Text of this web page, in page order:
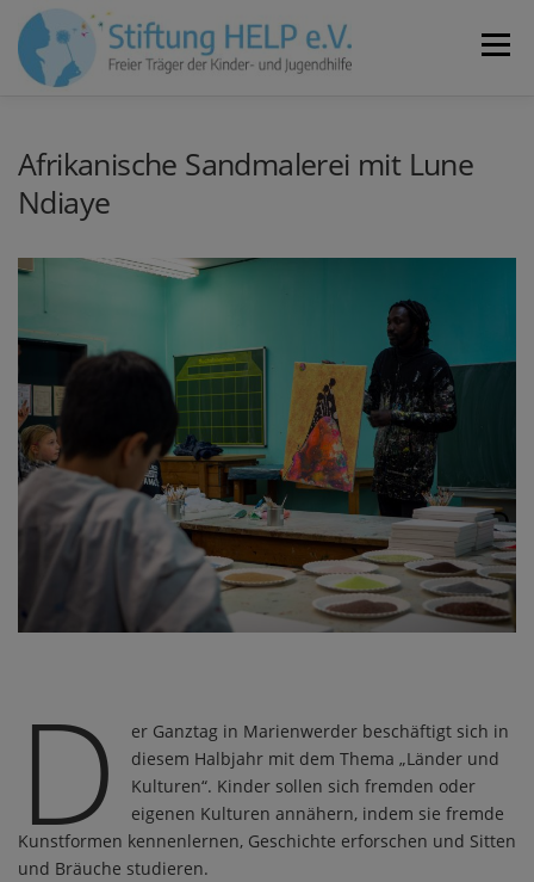
Zum
Inhalt
springen
Menü
Afrikanische Sandmalerei mit Lune
Ndiaye
D
er Ganztag in Marienwerder beschäftigt sich in
diesem Halbjahr mit dem Thema „Länder und
Kulturen“. Kinder sollen sich fremden oder
eigenen Kulturen annähern, indem sie fremde
Kunstformen kennenlernen, Geschichte erforschen und Sitten
und Bräuche studieren.